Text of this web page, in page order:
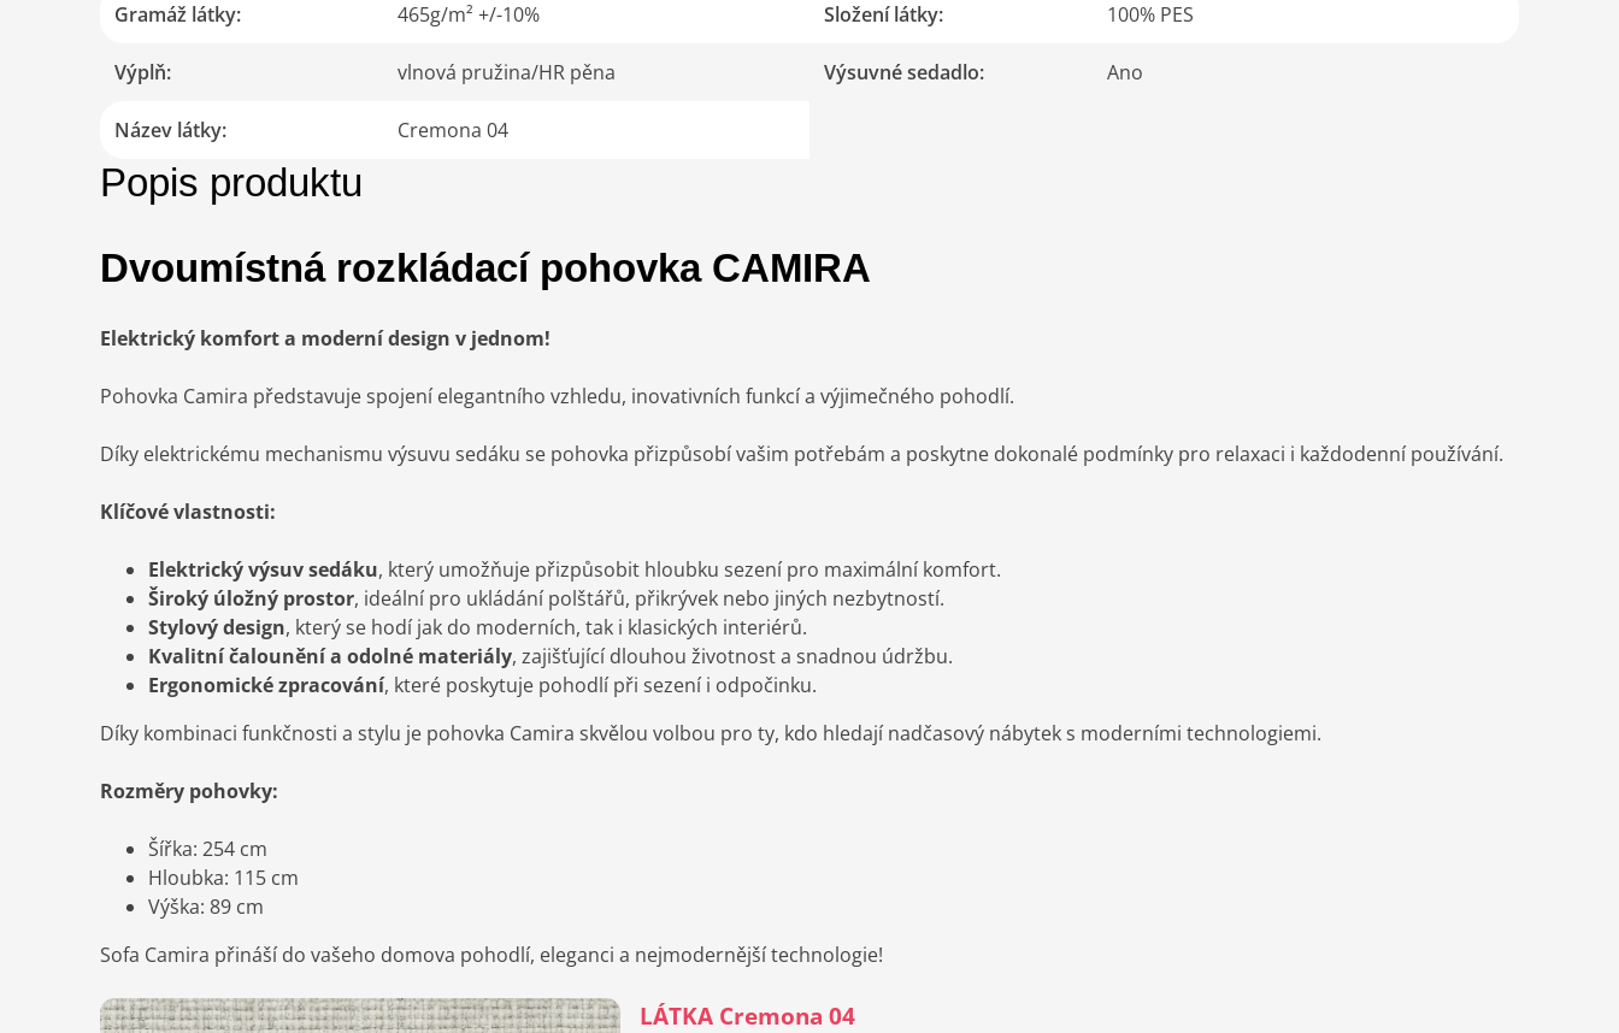
Popis produktu
Dvoumístná rozkládací pohovka CAMIRA
Elektrický komfort a moderní design v jednom!
Pohovka Camira představuje spojení elegantního vzhledu, inovativních funkcí a výjimečného pohodlí.
Díky elektrickému mechanismu výsuvu sedáku se pohovka přizpůsobí vašim potřebám a poskytne dokonalé podmínky pro relaxaci i každodenní používání.
Klíčové vlastnosti:
Elektrický výsuv sedáku, který umožňuje přizpůsobit hloubku sezení pro maximální komfort.
Široký úložný prostor, ideální pro ukládání polštářů, přikrývek nebo jiných nezbytností.
Stylový design, který se hodí jak do moderních, tak i klasických interiérů.
Kvalitní čalounění a odolné materiály, zajišťující dlouhou životnost a snadnou údržbu.
Ergonomické zpracování, které poskytuje pohodlí při sezení i odpočinku.
Díky kombinaci funkčnosti a stylu je pohovka Camira skvělou volbou pro ty, kdo hledají nadčasový nábytek s moderními technologiemi.
Rozměry pohovky:
Šířka: 254 cm
Hloubka: 115 cm
Výška: 89 cm
Sofa Camira přináší do vašeho domova pohodlí, eleganci a nejmodernější technologie!
LÁTKA Cremona 04
Gramáž látky: 465g/m² +/-10% Složení látky: 100% PES
Výplň: vlnová pružina/HR pěna Výsuvné sedadlo: Ano
Název látky: Cremona 04